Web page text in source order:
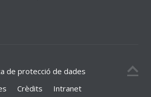
de protecció de dades
Crèdits
Intranet